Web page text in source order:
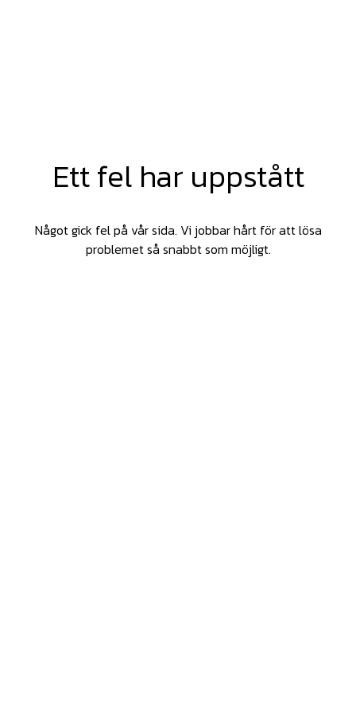
Ett fel har uppstått
Något gick fel på vår sida. Vi jobbar hårt för att lösa
problemet så snabbt som möjligt.